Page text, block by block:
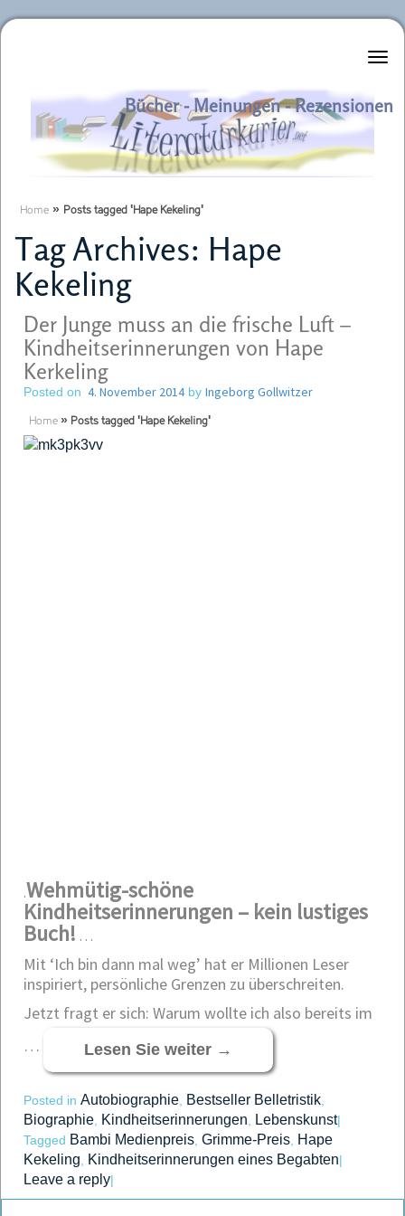
Literaturkurier.net
Bücher - Meinungen - Rezensionen
Home » Posts tagged 'Hape Kekeling'
Tag Archives: Hape
Kekeling
Der Junge muss an die frische Luft –
Kindheitserinnerungen von Hape
Kerkeling
Posted on 4. November 2014by Ingeborg Gollwitzer
Home » Posts tagged 'Hape Kekeling'
.Wehmütig-schöne
Kindheitserinnerungen – kein lustiges
Buch! …
Mit ‘Ich bin dann mal weg’ hat er Millionen Leser
inspiriert, persönliche Grenzen zu überschreiten.
Jetzt fragt er sich: Warum wollte ich also bereits im
…
Lesen Sie weiter →
Posted in Autobiographie Bestseller Belletristik
Biographie Kindheitserinnerungen Lebenskunst|
Tagged Bambi Medienpreis Grimme-Preis Hape
Kekeling
Kindheitserinnerungen eines Begabten|
Leave a reply|